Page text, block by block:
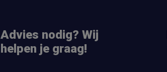
Advies nodig? Wij
helpen je graag!